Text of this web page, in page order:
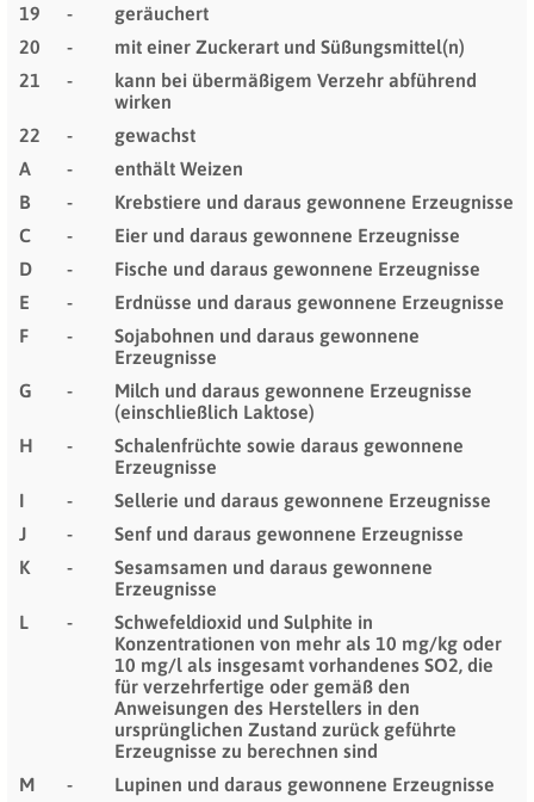
19
-
geräuchert
20
-
mit einer Zuckerart und Süßungsmittel(n)
21
-
kann bei übermäßigem Verzehr abführend
wirken
22
-
gewachst
A
-
enthält Weizen
B
-
Krebstiere und daraus gewonnene Erzeugnisse
C
-
Eier und daraus gewonnene Erzeugnisse
D
-
Fische und daraus gewonnene Erzeugnisse
E
-
Erdnüsse und daraus gewonnene Erzeugnisse
F
-
Sojabohnen und daraus gewonnene
Erzeugnisse
G
-
Milch und daraus gewonnene Erzeugnisse
(einschließlich Laktose)
H
-
Schalenfrüchte sowie daraus gewonnene
Erzeugnisse
I
-
Sellerie und daraus gewonnene Erzeugnisse
J
-
Senf und daraus gewonnene Erzeugnisse
K
-
Sesamsamen und daraus gewonnene
Erzeugnisse
L
-
Schwefeldioxid und Sulphite in
Konzentrationen von mehr als 10 mg/kg oder
10 mg/l als insgesamt vorhandenes SO2, die
für verzehrfertige oder gemäß den
Anweisungen des Herstellers in den
ursprünglichen Zustand zurück­ geführte
Erzeugnisse zu berechnen sind
M
- Lupinen und daraus gewonnene Erzeugnisse